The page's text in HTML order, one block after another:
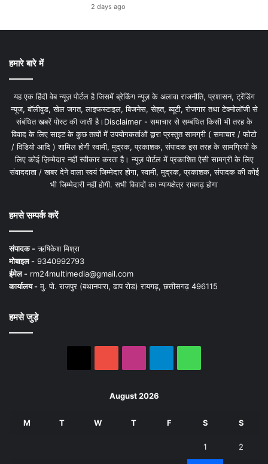
2 days ago
हमारे बारे में
यह एक हिंदी वेब न्यूज़ पोर्टल है जिसमें ब्रेकिंग न्यूज़ के अलावा राजनीति, प्रशासन, ट्रेंडिंग
न्यूज, बॉलीवुड, खेल जगत, लाइफस्टाइल, बिजनेस, सेहत, ब्यूटी, रोजगार तथा टेक्नोलॉजी से
संबंधित खबरें पोस्ट की जाती है।Disclaimer - समाचार से सम्बंधित किसी भी तरह के
विवाद के लिए साइट के कुछ तत्वों में उपयोगकर्ताओं द्वारा प्रस्तुत सामग्री ( समाचार / फोटो
/ विडियो आदि ) शामिल होगी स्वामी, मुद्रक, प्रकाशक, संपादक इस तरह के सामग्रियों के
लिए कोई ज़िम्मेदार नहीं स्वीकार करता है। न्यूज़ पोर्टल में प्रकाशित ऐसी सामग्री के लिए
संवाददाता / खबर देने वाला स्वयं जिम्मेदार होगा, स्वामी, मुद्रक, प्रकाशक, संपादक की कोई
भी जिम्मेदारी नहीं होगी. सभी विवादों का न्यायक्षेत्र रायगढ़ होगा
हमसे सम्पर्क करें
संपादक -ऋषिकेश मिश्रा
मोबाइल - 9340992793
ईमेल - rm24multimedia@gmail.com
कार्यालय -मु. पो. राजपुर (बथानपारा, ढाप रोड) रायगढ़, छत्तीसगढ़ 496115
हमसे जुड़े
August 2026
M T W T F S S
1 2